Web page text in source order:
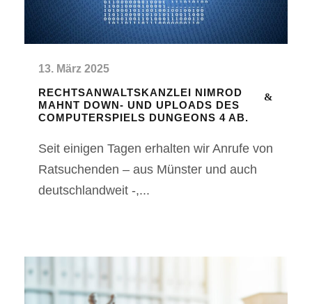
13. März 2025
RECHTSANWALTSKANZLEI NIMROD
MAHNT DOWN- UND UPLOADS DES
COMPUTERSPIELS DUNGEONS 4 AB.
Seit einigen Tagen erhalten wir Anrufe von
Ratsuchenden – aus Münster und auch
deutschlandweit -,...